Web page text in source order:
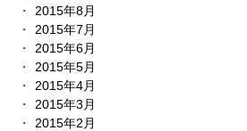
2015年8月
2015年7月
2015年6月
2015年5月
2015年4月
2015年3月
2015年2月